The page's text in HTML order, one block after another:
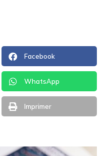
Facebook
WhatsApp
Imprimer